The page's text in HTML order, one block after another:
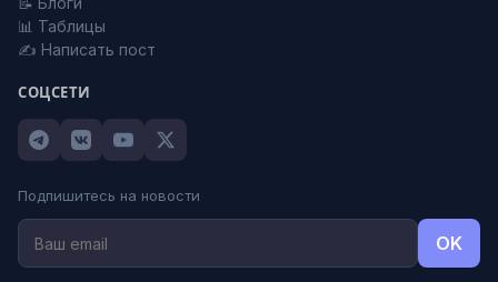
📊 Таблицы
✍️ Написать пост
СОЦСЕТИ
Подпишитесь на новости
OK